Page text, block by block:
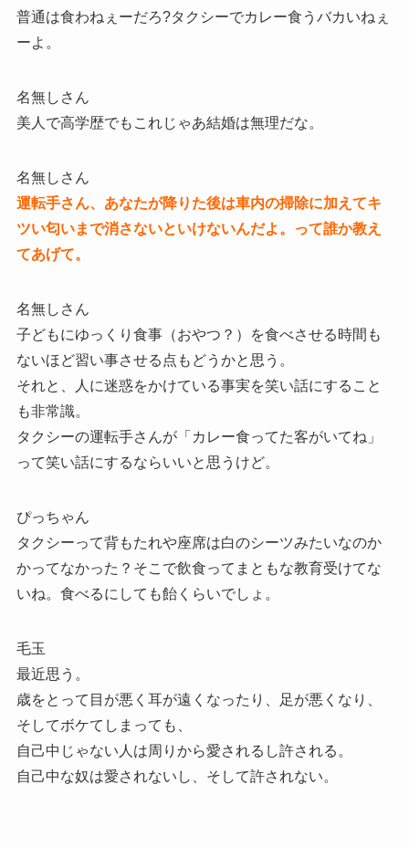
普通は食わねぇーだろ?タクシーでカレー食うバカいねぇ
ーよ。
名無しさん
美人で高学歴でもこれじゃあ結婚は無理だな。
名無しさん
運転手さん、あなたが降りた後は車内の掃除に加えてキ
ツい匂いまで消さないといけないんだよ。って誰か教え
てあげて。
名無しさん
子どもにゆっくり食事（おやつ？）を食べさせる時間も
ないほど習い事させる点もどうかと思う。
それと、人に迷惑をかけている事実を笑い話にすること
も非常識。
タクシーの運転手さんが「カレー食ってた客がいてね」
って笑い話にするならいいと思うけど。
ぴっちゃん
タクシーって背もたれや座席は白のシーツみたいなのか
かってなかった？そこで飲食ってまともな教育受けてな
いね。食べるにしても飴くらいでしょ。
毛玉
最近思う。
歳をとって目が悪く耳が遠くなったり、足が悪くなり、
そしてボケてしまっても、
自己中じゃない人は周りから愛されるし許される。
自己中な奴は愛されないし、そして許されない。